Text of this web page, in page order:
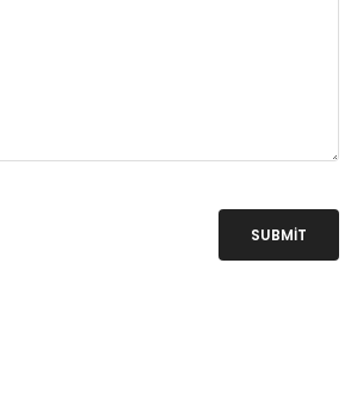
SUBMIT